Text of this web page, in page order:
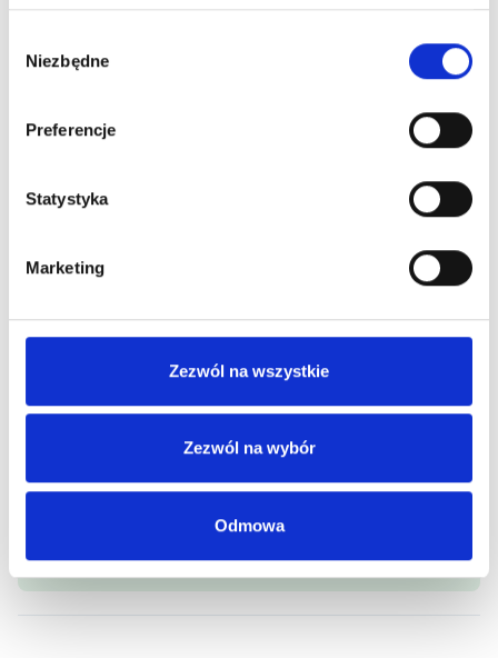
zgody
Niezbędne
Preferencje
Statystyka
Marketing
Zezwól na wszystkie
Zezwól na wybór
Odmowa
Operacje: Nie
Ten sam lekarz może, w zależności od tego, w
której jednostce przyjmuje, udzielać porad w
przychodnią.”